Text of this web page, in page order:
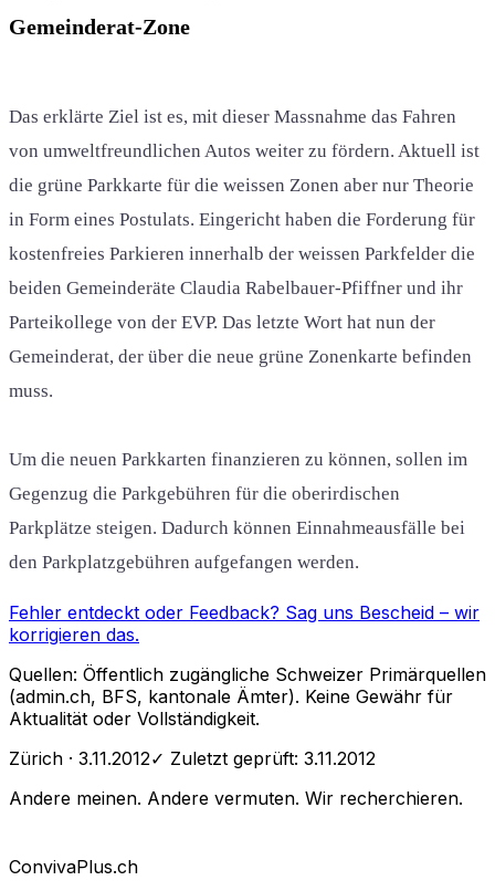
Gemeinderat-Zone
Das erklärte Ziel ist es, mit dieser Massnahme das Fahren
von umweltfreundlichen Autos weiter zu fördern. Aktuell ist
die grüne Parkkarte für die weissen Zonen aber nur Theorie
in Form eines Postulats. Eingericht haben die Forderung für
kostenfreies Parkieren innerhalb der weissen Parkfelder die
beiden Gemeinderäte Claudia Rabelbauer-Pfiffner und ihr
Parteikollege von der EVP. Das letzte Wort hat nun der
Gemeinderat, der über die neue grüne Zonenkarte befinden
muss.
Um die neuen Parkkarten finanzieren zu können, sollen im
Gegenzug die Parkgebühren für die oberirdischen
Parkplätze steigen. Dadurch können Einnahmeausfälle bei
den Parkplatzgebühren aufgefangen werden.
Fehler entdeckt oder Feedback? Sag uns Bescheid – wir
korrigieren das.
Quellen: Öffentlich zugängliche Schweizer Primärquellen
(admin.ch, BFS, kantonale Ämter). Keine Gewähr für
Aktualität oder Vollständigkeit.
Zürich · 3.11.2012✓ Zuletzt geprüft: 3.11.2012
Andere meinen. Andere vermuten. Wir recherchieren.
ConvivaPlus.ch